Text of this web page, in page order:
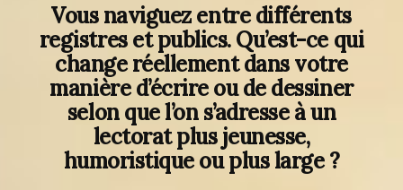
Vous naviguez entre différents
registres et publics. Qu’est-ce qui
change réellement dans votre
manière d’écrire ou de dessiner
selon que l’on s’adresse à un
lectorat plus jeunesse,
humoristique ou plus large ?